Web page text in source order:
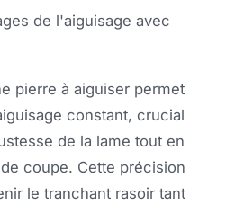
de l'aiguisage avec
pierre à aiguiser permet
constant, crucial
de la lame tout en
coupe. Cette précision
le tranchant rasoir tant